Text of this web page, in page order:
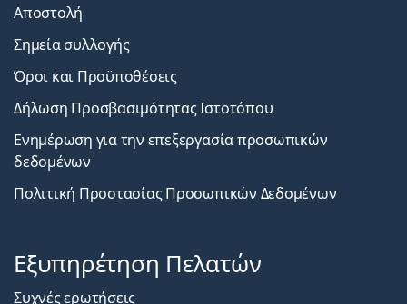
Αποστολή
Σημεία συλλογής
Όροι και Προϋποθέσεις
Δήλωση Προσβασιμότητας Ιστοτόπου
Ενημέρωση για την επεξεργασία προσωπικών
δεδομένων
Πολιτική Προστασίας Προσωπικών Δεδομένων
Εξυπηρέτηση Πελατών
Συχνές ερωτήσεις